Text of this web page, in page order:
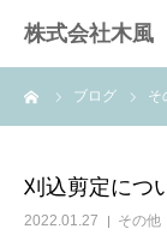
株式会社木風
ブログ そ
刈込剪定につ
2022.01.27 その他
業務案内